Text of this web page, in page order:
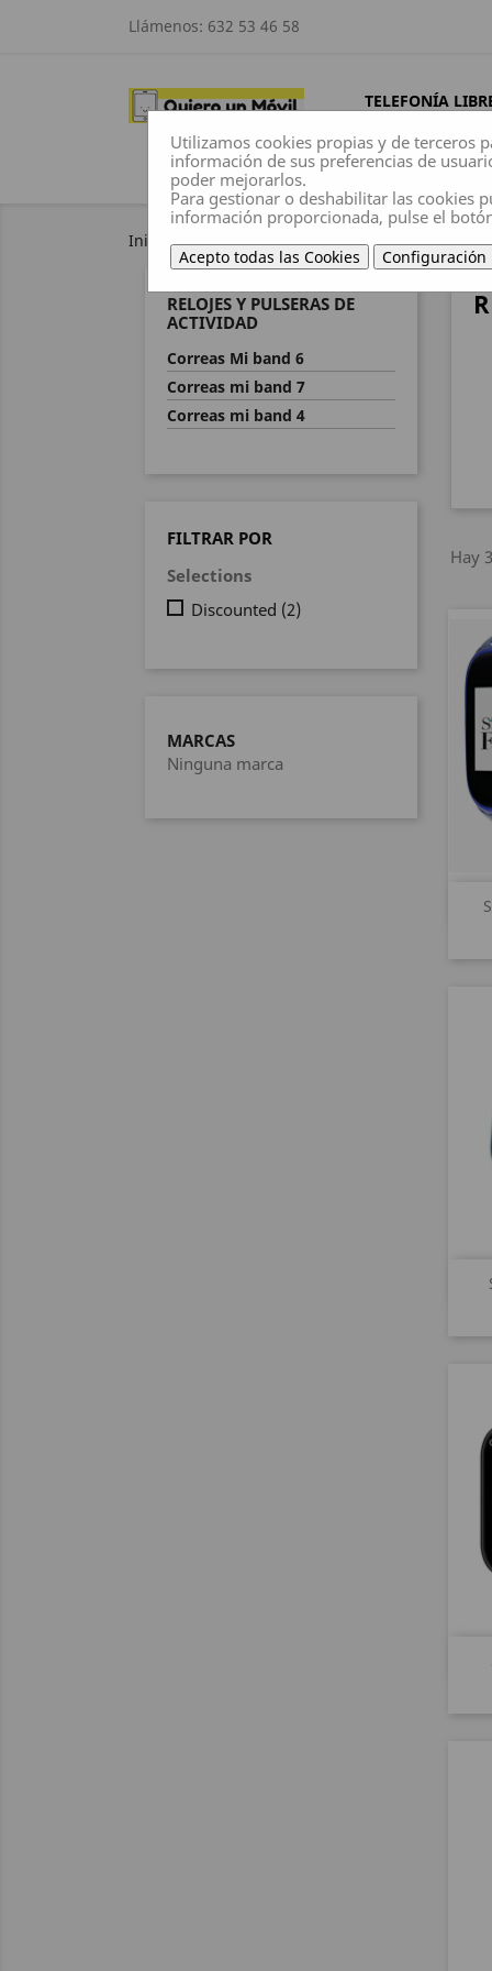
Llámenos: 632 53 46 58
TELEFONÍA
Inicio Accesorios Relojes y Pulseras de
RELOJES Y PULSERAS DE
ACTIVIDAD
Correas Mi band 6
Correas mi band 7
Correas mi band 4
FILTRAR POR
Selections
Discounted (2)
MARCAS
Ninguna marca
Hay
Utilizamos cookies propias y de terceros
información de sus preferencias de
poder mejorarlos.
Para gestionar o deshabilitar las cookies
información proporcionada, pulse el
Acepto todas las Cookies Configuración